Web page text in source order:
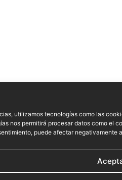
utilizamos tecnologías como las
nos permitirá procesar datos como el
puede afectar negativamente